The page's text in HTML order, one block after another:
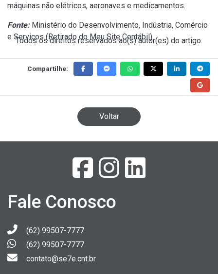
máquinas não elétricos, aeronaves e medicamentos.
Fonte:Ministério do Desenvolvimento, Indústria, Comércio
e Serviços (Retirado do Meu Site Contábil)
Todos os direitos reservados ao(s) autor(es) do artigo.
Compartilhe:
Voltar
Fale Conosco
(62) 99507-7777
(62) 99507-7777
contato@se7e.cnt.br